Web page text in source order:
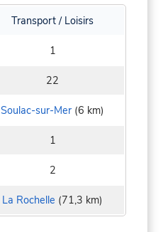
Transport / Loisirs
1
22
Soulac-sur-Mer (6 km)
1
2
La Rochelle (71,3 km)